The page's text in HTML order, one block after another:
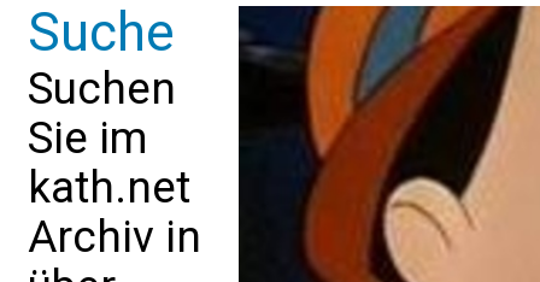
Suche
Suchen
Sie im
kath.net
Archiv in